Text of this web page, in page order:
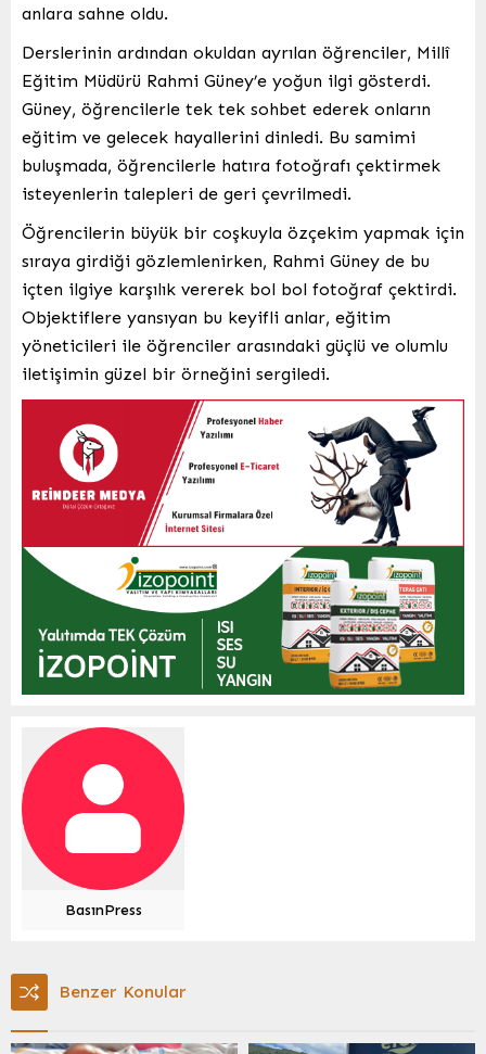
anlara sahne oldu.
Derslerinin ardından okuldan ayrılan öğrenciler, Millî
Eğitim Müdürü Rahmi Güney’e yoğun ilgi gösterdi.
Güney, öğrencilerle tek tek sohbet ederek onların
eğitim ve gelecek hayallerini dinledi. Bu samimi
buluşmada, öğrencilerle hatıra fotoğrafı çektirmek
isteyenlerin talepleri de geri çevrilmedi.
Öğrencilerin büyük bir coşkuyla özçekim yapmak için
sıraya girdiği gözlemlenirken, Rahmi Güney de bu
içten ilgiye karşılık vererek bol bol fotoğraf çektirdi.
Objektiflere yansıyan bu keyifli anlar, eğitim
yöneticileri ile öğrenciler arasındaki güçlü ve olumlu
iletişimin güzel bir örneğini sergiledi.
BasınPress
Benzer Konular